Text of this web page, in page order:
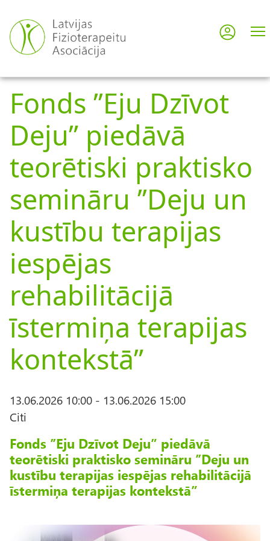
uz
galveno
saturu
User
Fonds ’’Eju Dzīvot
Deju” piedāvā
teorētiski praktisko
semināru ’’Deju un
kustību terapijas
iespējas
rehabilitācijā
īstermiņa terapijas
kontekstā”
13.06.2026 10:00 - 13.06.2026 15:00
Citi
Fonds ’’Eju Dzīvot Deju” piedāvā
teorētiski praktisko semināru ’’Deju un
kustību terapijas iespējas rehabilitācijā
īstermiņa terapijas kontekstā”